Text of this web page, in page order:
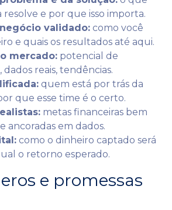
resolve e por que isso importa.
validado: como você
e quais os resultados até aqui.
mercado: potencial de
reais, tendências.
quem está por trás da
que esse time é o certo.
metas financeiras bem
ancoradas em dados.
como o dinheiro captado será
o retorno esperado.
e promessas